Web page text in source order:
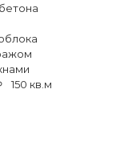
150 кв.м